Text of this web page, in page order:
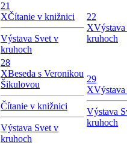
21
XČítanie v knižnici
Výstava Svet v
kruhoch
22
X
kruhoch
28
XBeseda s Veronikou
Šikulovou
Čítanie v knižnici
Výstava Svet v
kruhoch
29
X
Výstava
kruhoch